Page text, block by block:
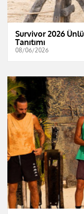
Survivor 2026
Tanıtımı
08/06/2026